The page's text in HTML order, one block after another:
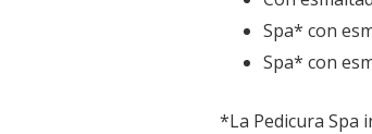
Spa* con
Spa* con
*La Pedicura Spa